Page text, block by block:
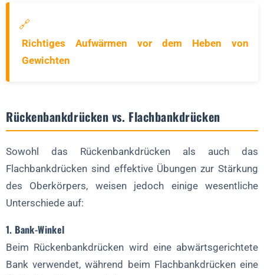
🔗
Richtiges Aufwärmen vor dem Heben von
Gewichten
Rückenbankdrücken vs. Flachbankdrücken
Sowohl das Rückenbankdrücken als auch das
Flachbankdrücken sind effektive Übungen zur Stärkung
des Oberkörpers, weisen jedoch einige wesentliche
Unterschiede auf:
1. Bank-Winkel
Beim Rückenbankdrücken wird eine abwärtsgerichtete
Bank verwendet, während beim Flachbankdrücken eine